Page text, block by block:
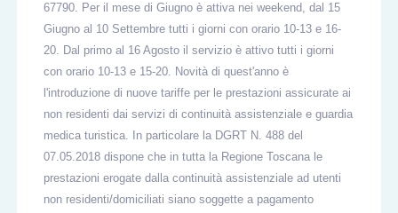
67790. Per il mese di Giugno è attiva nei weekend, dal 15
Giugno al 10 Settembre tutti i giorni con orario 10-13 e 16-
20. Dal primo al 16 Agosto il servizio è attivo tutti i giorni
con orario 10-13 e 15-20. Novità di quest'anno è
l'introduzione di nuove tariffe per le prestazioni assicurate ai
non residenti dai servizi di continuità assistenziale e guardia
medica turistica. In particolare la DGRT N. 488 del
07.05.2018 dispone che in tutta la Regione Toscana le
prestazioni erogate dalla continuità assistenziale ad utenti
non residenti/domiciliati siano soggette a pagamento